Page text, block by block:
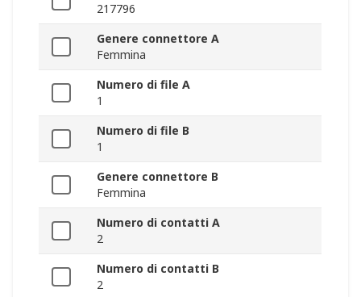
217796
Genere connettore A
Femmina
Numero di file A
1
Numero di file B
1
Genere connettore B
Femmina
Numero di contatti A
2
Numero di contatti B
2